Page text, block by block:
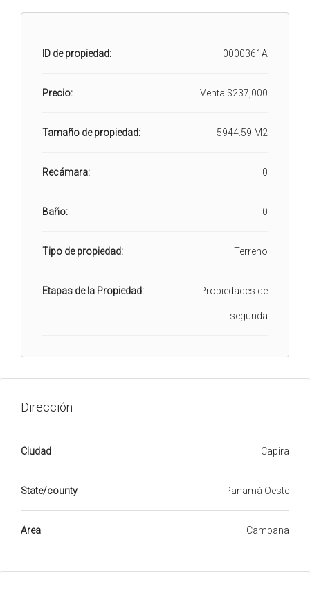
ID de propiedad: 0000361A
Precio: Venta $237,000
Tamaño de propiedad: 5944.59 M2
Recámara: 0
Baño: 0
Tipo de propiedad: Terreno
Etapas de la Propiedad: Propiedades de
segunda
Dirección
Ciudad Capira
State/county Panamá Oeste
Area Campana